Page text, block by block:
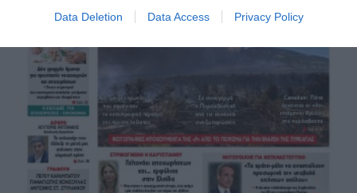
Data Deletion Data Access Privacy Policy